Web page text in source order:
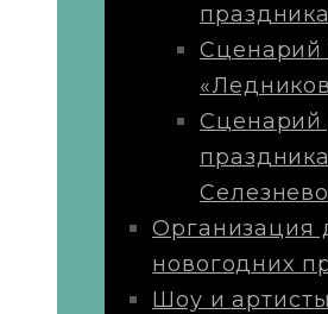
Сценарий
Сценарий
Организация
новогодних
Шоу и